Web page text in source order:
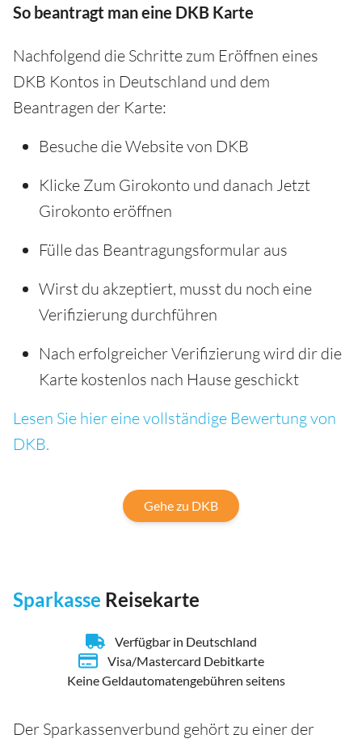
So beantragt man eine DKB Karte
Nachfolgend die Schritte zum Eröffnen eines
DKB Kontos in Deutschland und dem
Beantragen der Karte:
Besuche die Website von DKB
Klicke Zum Girokonto und danach Jetzt
Girokonto eröffnen
Fülle das Beantragungsformular aus
Wirst du akzeptiert, musst du noch eine
Verifizierung durchführen
Nach erfolgreicher Verifizierung wird dir die
Karte kostenlos nach Hause geschickt
Lesen Sie hier eine vollständige Bewertung von
DKB.
Gehe zu DKB
Sparkasse Reisekarte
Verfügbar in Deutschland
Visa/Mastercard Debitkarte
Keine Geldautomatengebühren seitens
Der Sparkassenverbund gehört zu einer der